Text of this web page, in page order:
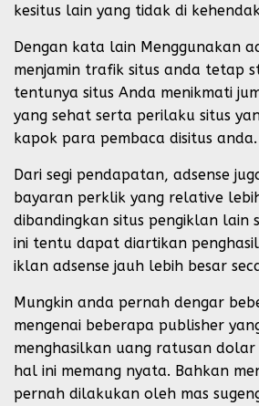
kesitus lain yang tidak di
Dengan kata lain Menggunakan
menjamin trafik situs anda tetap
tentunya situs Anda menikmati
yang sehat serta perilaku situs
kapok para pembaca disitus anda.
Dari segi pendapatan, adsense
bayaran perklik yang relative
dibandingkan situs pengiklan lain
ini tentu dapat diartikan
iklan adsense jauh lebih besar
Mungkin anda pernah dengar
mengenai beberapa publisher
menghasilkan uang ratusan
hal ini memang nyata. Bahkan
pernah dilakukan oleh mas